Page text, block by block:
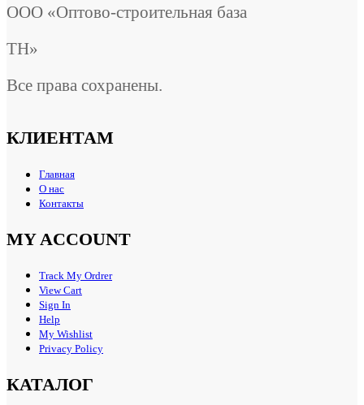
ООО «Оптово-строительная база
ТН»
Все права сохранены.
КЛИЕНТАМ
Главная
О нас
Контакты
MY ACCOUNT
Track My Ordrer
View Cart
Sign In
Help
My Wishlist
Privacy Policy
КАТАЛОГ